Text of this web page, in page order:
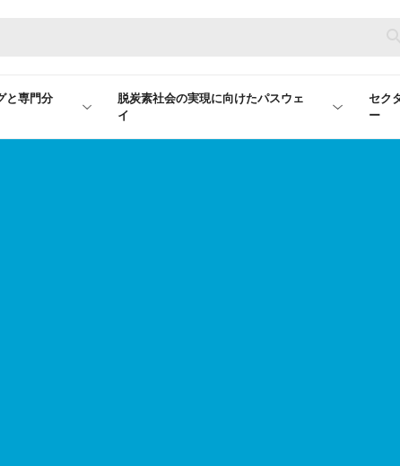
と専門分
脱炭素社会の実現に向けたパスウェ
イ
セク
ー